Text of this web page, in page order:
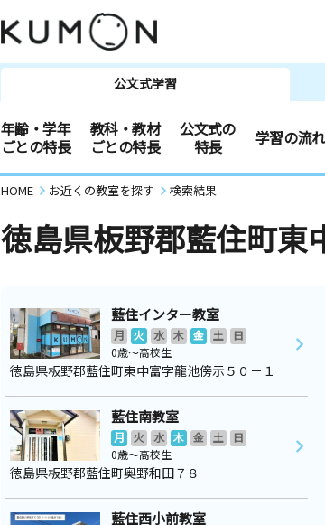
公文式学習
年齢・学年
ごとの特長
教科・教材
ごとの特長
公文式の
特長
学習の流れ
HOME お近くの教室を探す 検索結果
徳島県板野郡藍住町東
藍住インター教室
月 火 水 木 金 土
日
0歳～高校生
徳島県板野郡藍住町東中富字龍池傍示５０－１
藍住南教室
月 火 水 木 金 土
日
0歳～高校生
徳島県板野郡藍住町奥野和田７８
藍住西小前教室